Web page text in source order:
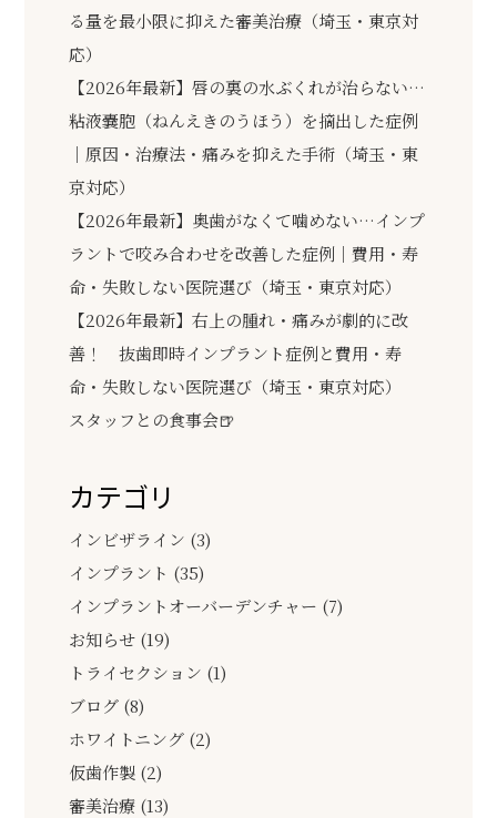
る量を最小限に抑えた審美治療（埼玉・東京対
応）
【2026年最新】唇の裏の水ぶくれが治らない…
粘液嚢胞（ねんえきのうほう）を摘出した症例
｜原因・治療法・痛みを抑えた手術（埼玉・東
京対応）
【2026年最新】奥歯がなくて噛めない…インプ
ラントで咬み合わせを改善した症例｜費用・寿
命・失敗しない医院選び（埼玉・東京対応）
【2026年最新】右上の腫れ・痛みが劇的に改
善！ 抜歯即時インプラント症例と費用・寿
命・失敗しない医院選び（埼玉・東京対応）
スタッフとの食事会🍺
カテゴリ
インビザライン (3)
インプラント (35)
インプラントオーバーデンチャー (7)
お知らせ (19)
トライセクション (1)
ブログ (8)
ホワイトニング (2)
仮歯作製 (2)
審美治療 (13)